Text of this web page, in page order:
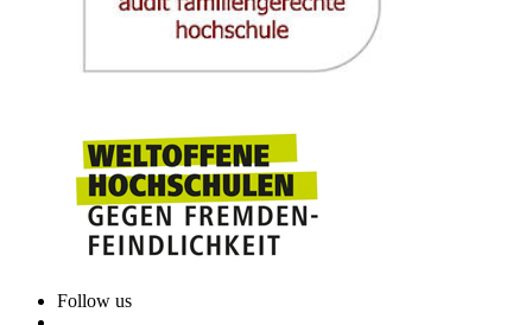
Follow us